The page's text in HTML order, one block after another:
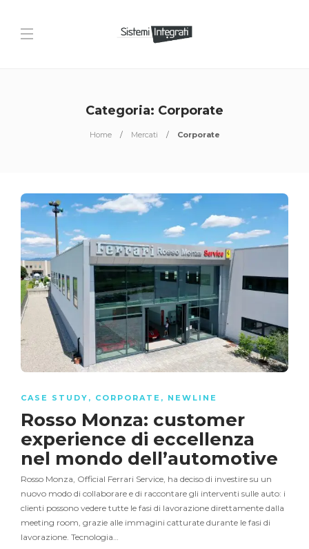
Categoria: Corporate
Home Mercati Corporate
CASE STUDY , CORPORATE , NEWLINE
Rosso Monza: customer
experience di eccellenza
nel mondo dell’automotive
Rosso Monza, Official Ferrari Service, ha deciso di investire su un
nuovo modo di collaborare e di raccontare gli interventi sulle auto: i
clienti possono vedere tutte le fasi di lavorazione direttamente dalla
meeting room, grazie alle immagini catturate durante le fasi di
lavorazione. Tecnologia…